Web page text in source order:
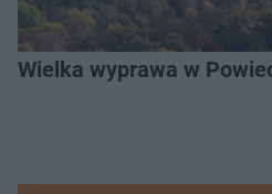
Wielka wyprawa w